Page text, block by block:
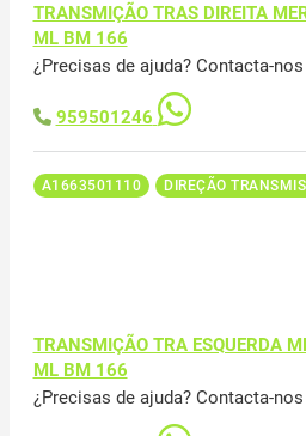
TRANSMIÇÃO TRAS DIREITA
ML BM 166
¿Precisas de ajuda? Contacta-
959501246
A1663501110 DIREÇÃO
TRANSMIÇÃO TRA ESQUERDA
ML BM 166
¿Precisas de ajuda? Contacta-